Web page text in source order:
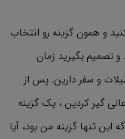
و همون گزینه رو انتخاب
تصمیم بگیرید زمان
و سفر دارین. پس از
گیر کردین ، یک گزینه
این تنها گزینه من بود، آیا